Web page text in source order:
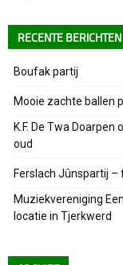
RECENTE BERICHTEN
Boufak partij
Mooie zachte ballen
K.F. De Twa
oud
Ferslach Jûnspartij
Muziekvereniging
locatie in Tjerkwerd